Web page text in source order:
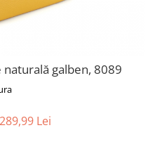
naturală galben, 8089
289,99 Lei